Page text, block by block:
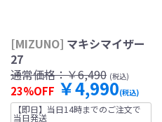
[MIZUNO] マキシマイザー
27
通常価格：￥6,490 (税込)
23%OFF ￥4,990(税込)
【即日】当日14時までのご注文で
当日発送